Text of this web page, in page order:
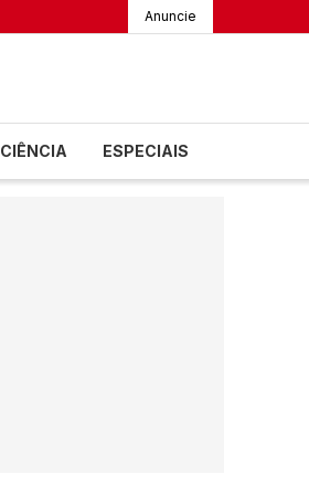
Anuncie
CIÊNCIA ESPECIAIS